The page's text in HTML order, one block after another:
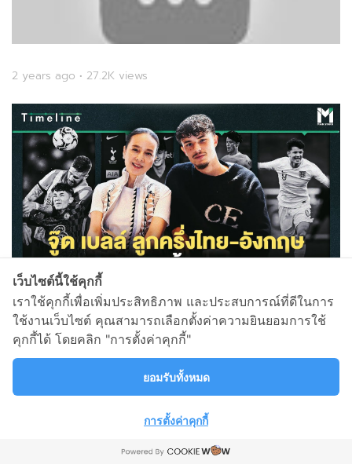
2 years ago • 27.2K views
2 years ago • 28.3K views
เว็บไซต์นี้ใช้คุกกี้
เราใช้คุกกี้เพื่อเพิ่มประสิทธิภาพ และประสบการณ์ที่ดีในการ
ใช้งานเว็บไซต์ คุณสามารถเลือกตั้งค่าความยินยอมการใช้
คุกกี้ได้ โดยคลิก "การตั้งค่าคุกกี้"
ยอมรับทั้งหมด
การตั้งค่าคุกกี้